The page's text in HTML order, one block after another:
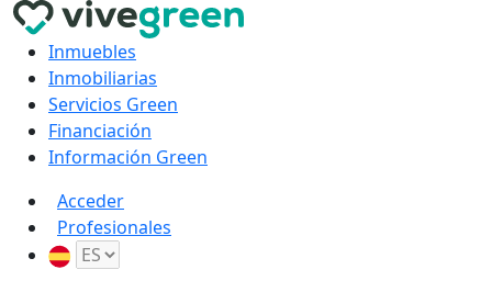
Inmuebles
Inmobiliarias
Servicios Green
Financiación
Información Green
Acceder
Profesionales